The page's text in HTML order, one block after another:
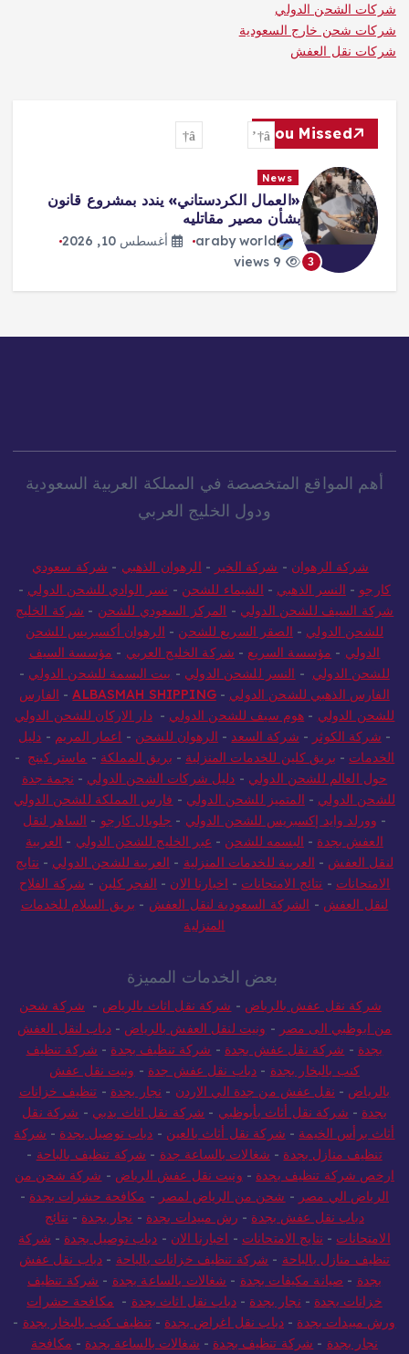
شركات الشحن الدولي
شركات شحن خارج السعودية
شركات نقل العفش
You Missed
3
News
«العمال الكردستاني» يندد بمشروع قانون
بشأن مصير مقاتليه
araby world
أغسطس 10, 2026
أهم المواقع المتخصصة في المملكة العربية السعودية
ودول الخليج العربي
شركة الرهوان - شركة الخير - الرهوان الذهبي - شركة سعودي
كارجو - النسر الذهبي - الشيماء للشحن - نسر الوادي للشحن الدولي -
شركة السيف للشحن الدولي - المركز السعودي للشحن - شركة الخليج
للشحن الدولي - الصقر السريع للشحن - الرهوان أكسبريس للشحن
الدولي - مؤسسة السريع - شركة الخليج العربي - مؤسسة السيف
للشحن الدولي - النسر للشحن الدولي - بيت البسمة للشحن الدولي -
الفارس الذهبي للشحن الدولي -
ALBASMAH SHIPPING
- الفارس
للشحن الدولي - هوم سيف للشحن الدولي -دار الاركان للشحن الدولي
- شركة الكوثر - شركة السعد - الرهوان للشحن - اعمار المريم - دليل
الخدمات - بريق كلين للخدمات المنزلية - بريق المملكة - ماستر كينج -
حول العالم للشحن الدولي - دليل شركات الشحن الدولي - نجمة جدة
للشحن الدولي - المتميز للشحن الدولي - فارس المملكة للشحن الدولي
- وورلد وايد إكسبريس للشحن الدولي - جلوبال كارجو - الساهر لنقل
العفش بجدة - البسمه للشحن - عبر الخليج للشحن الدولي - العربية
لنقل العفش - العربية للخدمات المنزلية - العربية للشحن الدولي - نتايج
الامتحانات - نتائج الامتحانات - اخبارنا الان - الفجر كلين - شركة الفلاح
لنقل العفش - الشركة السعودية لنقل العفش - بريق السلام للخدمات
المنزلية
بعض الخدمات المميزة
شركة نقل عفش بالرياض - شركة نقل اثاث بالرياض - شركة شحن
من ابوظبي الى مصر - ونيت لنقل العفش بالرياض -دباب لنقل العفش
بجدة - شركة نقل عفش بجدة - شركة تنظيف بجدة - شركة تنظيف
كنب بالبخار بجدة - دباب نقل عفش جدة - ونيت نقل عفش
بالرياض - نقل عفش من جدة الي الاردن - نجار بجدة - تنظيف خزانات
بجدة - شركة نقل أثاث بأبوظبي - شركة نقل اثاث بدبي - شركة نقل
أثاث برأس الخيمة - شركة نقل أثاث بالعين - دباب توصيل بجدة - شركة
تنظيف منازل بجدة - شغالات بالساعة جدة - شركة تنظيف بالباحة -
ارخص شركة تنظيف بجدة - ونيت نقل عفش الرياض - شركة شحن من
الرياض الي مصر - شحن من الرياض لمصر - مكافحة حشرات بجدة -
دباب نقل عفش بجدة - رش مبيدات بجدة - نجار بجدة - نتائج
الامتحانات - نتايج الامتحانات - اخبارنا الان - دباب توصيل بجدة - شركة
تنظيف منازل بالباحة - شركة تنظيف خزانات بالباحة - دباب نقل عفش
بجدة - صيانة مكيفات بجدة - شغالات بالساعة بجدة - شركة تنظيف
خزانات بجدة - نجار بجدة - دباب نقل اثاث بجدة - مكافحة حشرات
ورش مبيدات بجدة -دباب نقل اغراض بجدة -تنظيف كنب بالبخار بجدة -
نجار بجدة - شركة تنظيف بجدة - شغالات بالساعة بجدة - مكافحة